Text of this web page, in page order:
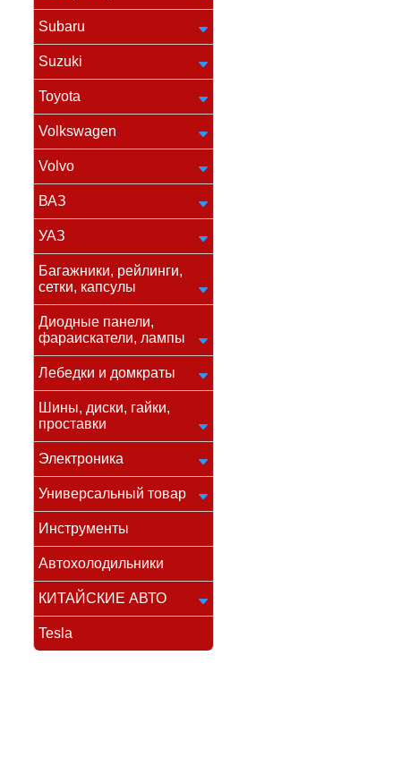
Subaru
Suzuki
Toyota
Volkswagen
Volvo
ВАЗ
УАЗ
Багажники, рейлинги,
сетки, капсулы
Диодные панели,
фараискатели, лампы
Лебедки и домкраты
Шины, диски, гайки,
проставки
Электроника
Универсальный товар
Инструменты
Автохолодильники
КИТАЙСКИЕ АВТО
Tesla